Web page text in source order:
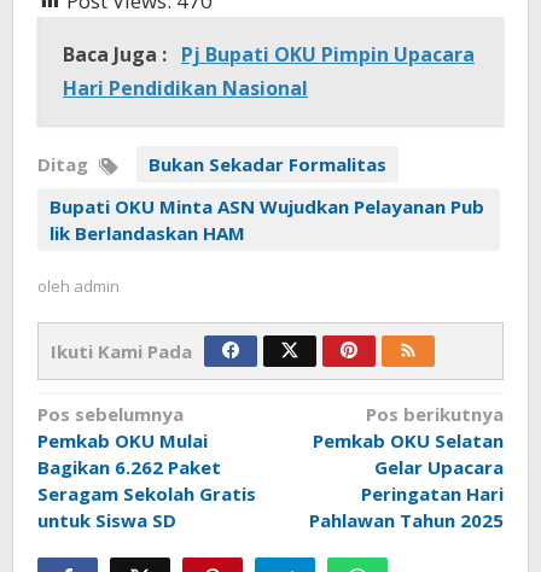
Baca Juga : Pj Bupati OKU Pimpin Upacara
Hari Pendidikan Nasional
Ditag
Bukan Sekadar Formalitas
Bupati OKU Minta ASN Wujudkan Pelayanan Pub
lik Berlandaskan HAM
oleh admin
Ikuti Kami Pada
Navigasi
pos
Pos sebelumnya
Pemkab OKU Mulai
Bagikan 6.262 Paket
Seragam Sekolah Gratis
untuk Siswa SD
Pos berikutnya
Pemkab OKU Selatan
Gelar Upacara
Peringatan Hari
Pahlawan Tahun 2025